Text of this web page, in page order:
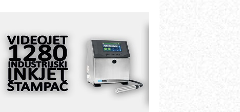
Alba d.o.o. – 35 godina preciznosti u
metrologiji i pametnim dozirnim
rešenjima
IBeRTIM - oprema za ispitivanje
kontrole kvaliteta